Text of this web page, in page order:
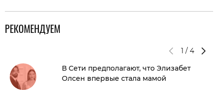
РЕКОМЕНДУЕМ
1 / 4
В Сети предполагают, что Элизабет
Олсен впервые стала мамой